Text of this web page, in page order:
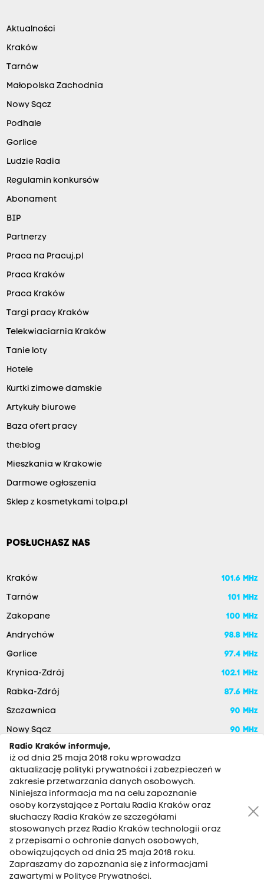
Aktualności
Kraków
Tarnów
Małopolska Zachodnia
Nowy Sącz
Podhale
Gorlice
Ludzie Radia
Regulamin konkursów
Abonament
BIP
Partnerzy
Praca na Pracuj.pl
Praca Kraków
Praca Kraków
Targi pracy Kraków
Telekwiaciarnia Kraków
Tanie loty
Hotele
Kurtki zimowe damskie
Artykuły biurowe
Baza ofert pracy
the:blog
Mieszkania w Krakowie
Darmowe ogłoszenia
Sklep z kosmetykami tolpa.pl
POSŁUCHASZ NAS
Kraków 101.6 MHz
Tarnów 101 MHz
Zakopane 100 MHz
Andrychów 98.8 MHz
Gorlice 97.4 MHz
Krynica-Zdrój 102.1 MHz
Rabka-Zdrój 87.6 MHz
Szczawnica 90 MHz
Nowy Sącz 90 MHz
RADIO KRAKÓW SA. Aleja Juliusza Słowackiego 22, 30-007
Kraków
Antena: 12 200 33 33
Radio Kraków informuje,
iż od dnia 25 maja 2018 roku wprowadza
aktualizację polityki prywatności i zabezpieczeń w
zakresie przetwarzania danych osobowych.
Niniejsza informacja ma na celu zapoznanie
osoby korzystające z Portalu Radia Kraków oraz
słuchaczy Radia Kraków ze szczegółami
stosowanych przez Radio Kraków technologii oraz
z przepisami o ochronie danych osobowych,
obowiązujących od dnia 25 maja 2018 roku.
Zapraszamy do zapoznania się z informacjami
zawartymi w Polityce Prywatności.